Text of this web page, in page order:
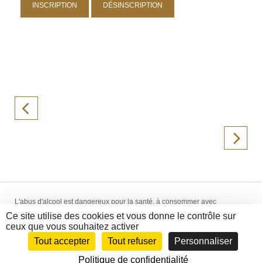
L'abus d'alcool est dangereux pour la santé, à consommer avec
modération. La vente d'alcool est interdite aux mineurs de -18 ans.
Création WebCom.Me - © 2014-2018 La Hallette aux Vins -Mentions
Légales-CGV
Ce site utilise des cookies et vous donne le contrôle sur
ceux que vous souhaitez activer
Tout accepter
Tout refuser
Personnaliser
Politique de confidentialité